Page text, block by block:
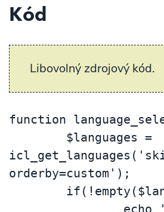
Kód
Libovolný zdrojový kód.
function
orderby=custom');